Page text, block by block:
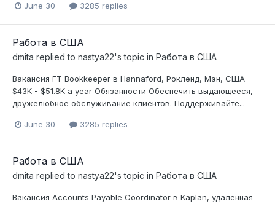
June 30 3285 replies
Работа в США
dmita replied to nastya22's topic in Работа в США
Вакансия FT Bookkeeper в Hannaford, Рокленд, Мэн, США
$43K - $51.8K a year Обязанности Обеспечить выдающееся,
дружелюбное обслуживание клиентов. Поддерживайте...
June 30 3285 replies
Работа в США
dmita replied to nastya22's topic in Работа в США
Вакансия Accounts Payable Coordinator в Kaplan, удаленная